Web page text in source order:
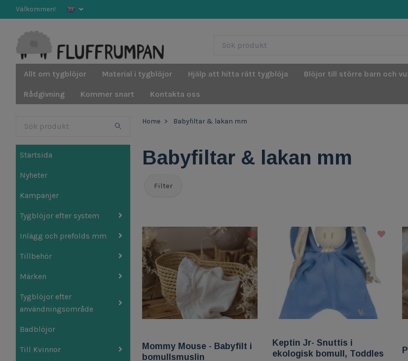
Välkommen!
Allt om tygblöjor Material i tygblöjor Hjälp att hitta rätt tygblöja Blöjor till större barn och
Rådgivning Kommer snart Kontakta oss
Startsida
Nyheter
Kampanjer
Tygblöjor efter system
Inlägg och prefolds mm
Tillbehör
Märken
Tygblöjor efter
användningsområde
Badblöjor
Till Kvinnor
Home Babyfiltar & lakan mm
Babyfiltar & lakan mm
Filter
Mommy Mouse - Babyfilt i
bomullsmuslin
Keptin Jr- Snuttis i
ekologisk bomull, Toddles